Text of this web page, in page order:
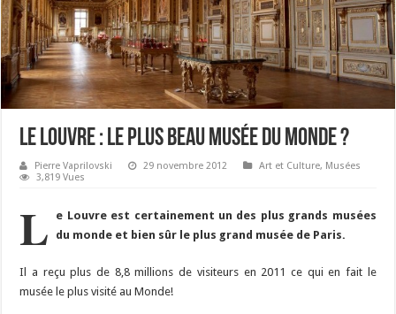
Le Louvre : le plus beau musée du monde ?
Pierre Vaprilovski 29 novembre 2012 Art et Culture, Musées
3,819 Vues
L
e Louvre est certainement un des plus grands musées
du monde et bien sûr le plus grand musée de Paris.
Il a reçu plus de 8,8 millions de visiteurs en 2011 ce qui en fait le
musée le plus visité au Monde!